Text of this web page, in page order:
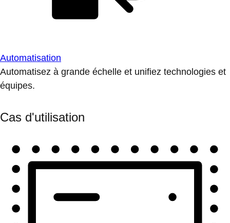
Automatisation
Automatisez à grande échelle et unifiez technologies et
équipes.
Cas d'utilisation